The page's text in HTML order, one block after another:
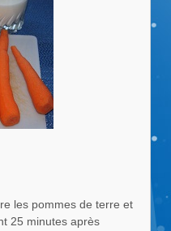
les pommes de terre et
25 minutes après